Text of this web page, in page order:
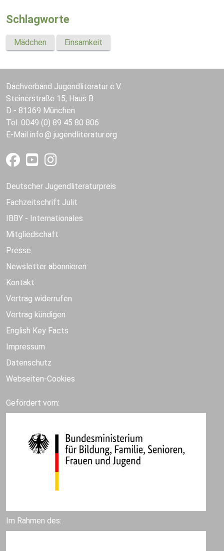
Schlagworte
Mädchen Einsamkeit
Dachverband Jugendliteratur e.V.
Steinerstraße 15, Haus B
D - 81369 München
Tel. 0049 (0) 89 45 80 806
E-Mail info jugendliteratur.org
Deutscher Jugendliteraturpreis
Fachzeitschrift Julit
IBBY - Internationales
Mitgliedschaft
Presse
Newsletter abonnieren
Kontakt
Vertrag widerrufen
Vertrag kündigen
English Key Facts
Impressum
Datenschutz
Webseiten-Cookies
Gefördert vom:
Im Rahmen des: